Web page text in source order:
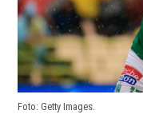
Foto: Getty Images.